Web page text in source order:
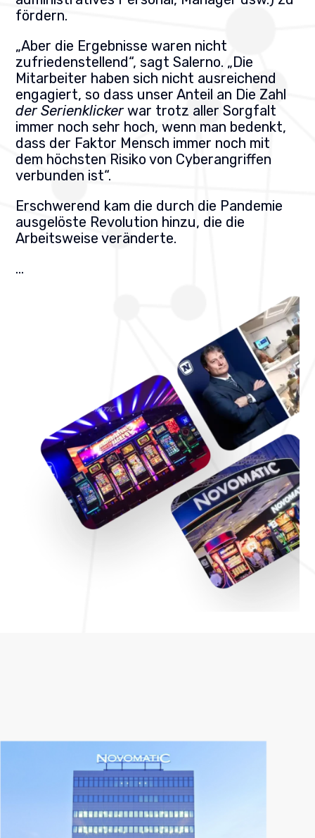
fördern.
„Aber die Ergebnisse waren nicht
zufriedenstellend“, sagt Salerno. „Die
Mitarbeiter haben sich nicht ausreichend
engagiert, so dass unser Anteil an Die Zahl
der Serienklickerwar trotz aller Sorgfalt
immer noch sehr hoch, wenn man bedenkt,
dass der Faktor Mensch immer noch mit
dem höchsten Risiko von Cyberangriffen
verbunden ist“.
Erschwerend kam die durch die Pandemie
ausgelöste Revolution hinzu, die die
Arbeitsweise veränderte.
…